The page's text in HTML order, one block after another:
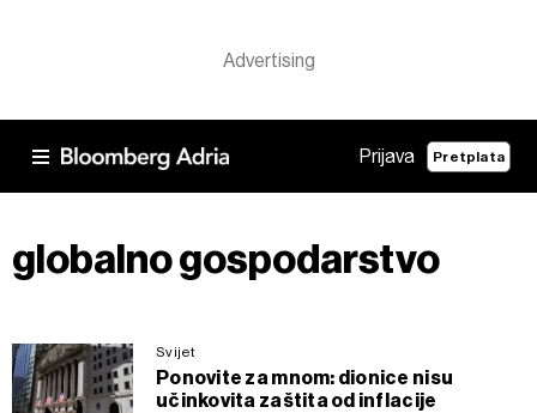
Prijava Pretplata
globalno gospodarstvo
Svijet
Ponovite za mnom: dionice nisu
učinkovita zaštita od inflacije